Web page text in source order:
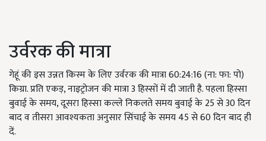
उर्वरक की मात्रा
गेहूं की इस उन्नत किस्म के लिए उर्वरक की मात्रा 60:24:16 (ना: फा: पो)
किग्रा. प्रति एकड़, नाइट्रोजन की मात्रा 3 हिस्सों में दी जाती है. पहला हिस्सा
बुवाई के समय, दूसरा हिस्सा कल्ले निकलते समय बुवाई के 25 से 30 दिन
बाद व तीसरा आवश्यकता अनुसार सिंचाई के समय 45 से 60 दिन बाद ही
दें.